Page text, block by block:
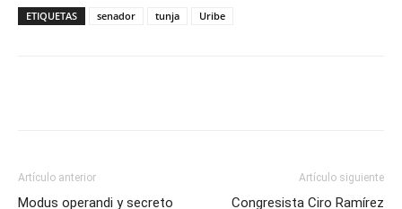
ETIQUETAS senador tunja Uribe
Artículo anterior
Modus operandi y secreto
Artículo siguiente
Congresista Ciro Ramírez